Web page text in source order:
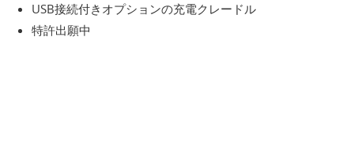
USB接続付きオプションの充電クレードル
特許出願中